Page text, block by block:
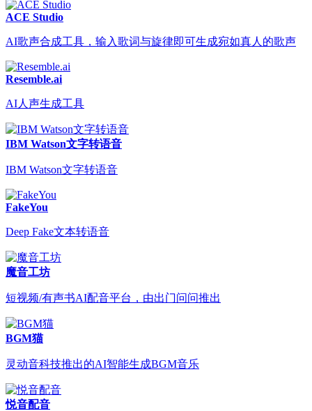
ACE Studio
AI歌声合成工具，输入歌词与旋律即可生成宛如真人的歌声
Resemble.ai
AI人声生成工具
IBM Watson文字转语音
IBM Watson文字转语音
FakeYou
Deep Fake文本转语音
魔音工坊
短视频/有声书AI配音平台，由出门问问推出
BGM猫
灵动音科技推出的AI智能生成BGM音乐
悦音配音